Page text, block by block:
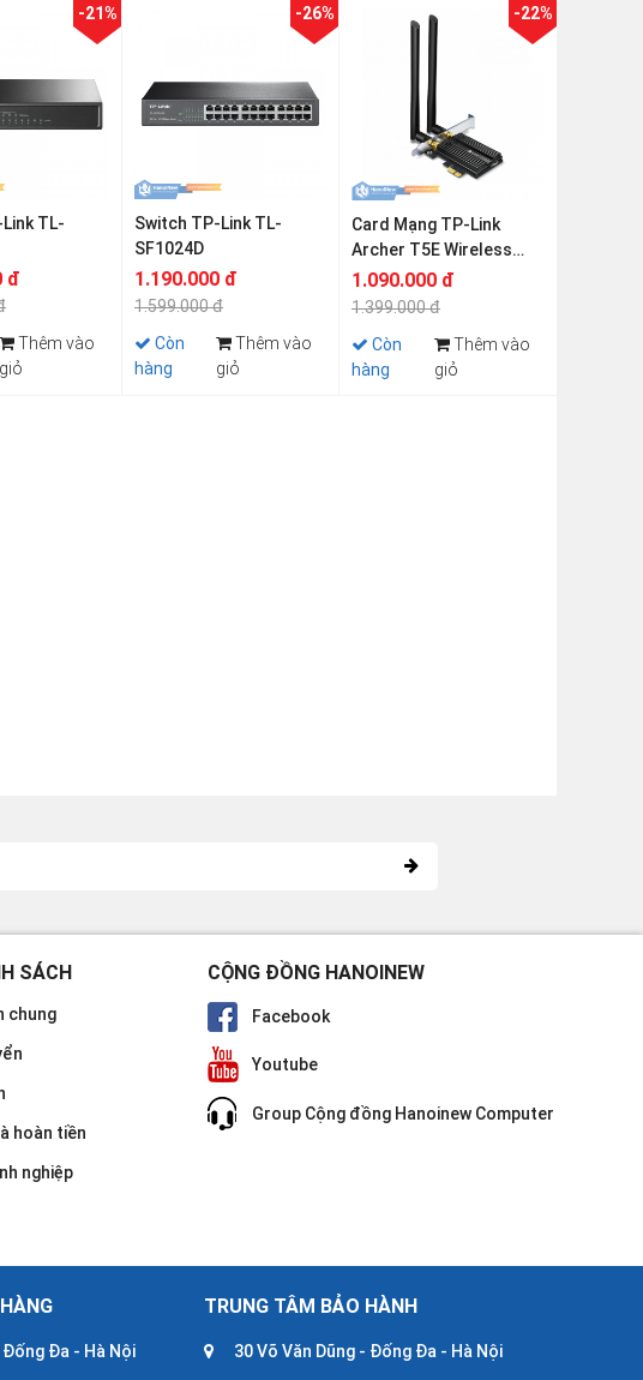
-21%
TL-
đ
Thêm vào
giỏ
-26%
Switch TP-Link TL-
SF1024D
1.190.000 đ
1.599.000 đ
Còn
hàng
Thêm vào
giỏ
-22%
Card Mạng TP-Link
Archer T5E Wireless
AC1200
1.090.000 đ
1.399.000 đ
Còn
hàng
Thêm vào
giỏ
SÁCH
chung
hoàn tiền
nghiệp
CỘNG ĐỒNG HANOINEW
Facebook
Youtube
Group Cộng đồng Hanoinew Computer
Đống Đa - Hà Nội
TRUNG TÂM BẢO HÀNH
30 Võ Văn Dũng - Đống Đa - Hà Nội